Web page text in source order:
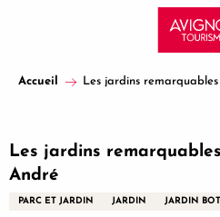
principal
Accueil Les jardins
Les jardins
André
PARC ET JARDIN JARDIN JARDIN